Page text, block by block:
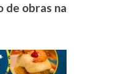
obras na